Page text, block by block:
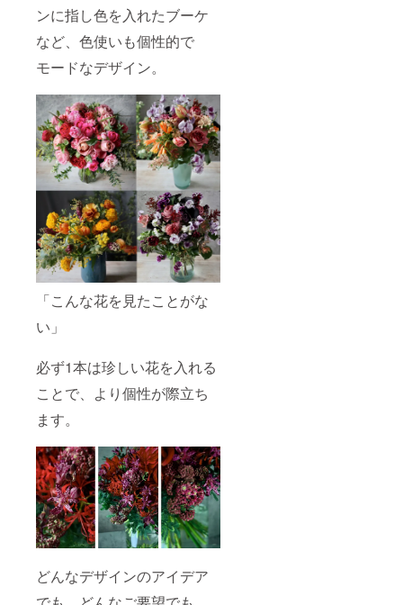
ンに指し色を入れたブーケ
など、色使いも個性的で
モードなデザイン。
「こんな花を見たことがな
い」
必ず1本は珍しい花を入れる
ことで、より個性が際立ち
ます。
どんなデザインのアイデア